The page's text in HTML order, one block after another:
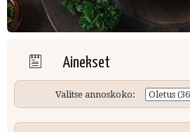
Ainekset
Valitse annoskoko: